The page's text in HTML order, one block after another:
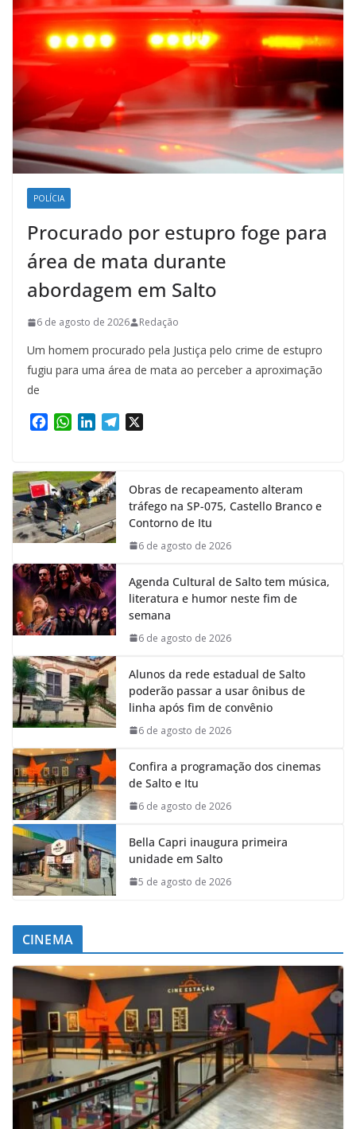
POLÍCIA
Procurado por estupro foge para
área de mata durante
abordagem em Salto
6 de agosto de 2026 Redação
Um homem procurado pela Justiça pelo crime de estupro
fugiu para uma área de mata ao perceber a aproximação
de
e
b
o
o
k
W
t
s
A
p
p
k
e
d
I
n
m
Obras de recapeamento alteram
tráfego na SP-075, Castello Branco e
Contorno de Itu
6 de agosto de 2026
Agenda Cultural de Salto tem música,
literatura e humor neste fim de
semana
6 de agosto de 2026
Alunos da rede estadual de Salto
poderão passar a usar ônibus de
linha após fim de convênio
6 de agosto de 2026
Confira a programação dos cinemas
de Salto e Itu
6 de agosto de 2026
Bella Capri inaugura primeira
unidade em Salto
5 de agosto de 2026
CINEMA